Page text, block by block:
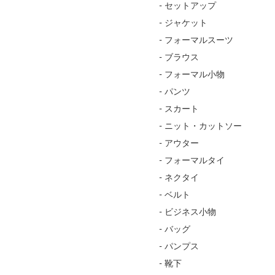
- セットアップ
- ジャケット
- フォーマルスーツ
- ブラウス
- フォーマル小物
- パンツ
- スカート
- ニット・カットソー
- アウター
- フォーマルタイ
- ネクタイ
- ベルト
- ビジネス小物
- バッグ
- パンプス
- 靴下